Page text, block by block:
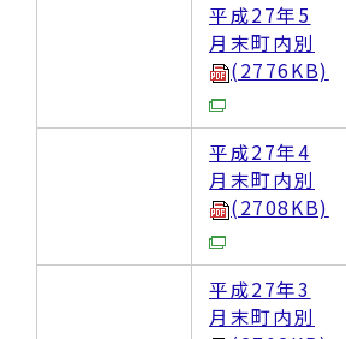
平成27年5
月末町内別
(2776KB)
平成27年4
月末町内別
(2708KB)
平成27年3
月末町内別